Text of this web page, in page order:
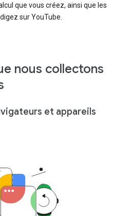
que vous créez, ainsi que les
sur YouTube.
nous collectons
et appareils